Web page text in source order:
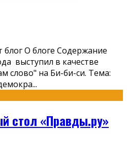
блог О блоге Содержание
выступил в качестве
слово" на Би-би-си. Тема:
...
стол «Правды.ру»